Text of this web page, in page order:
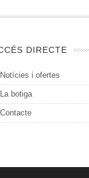
DIRECTE
Notícies i ofertes
La botiga
Contacte